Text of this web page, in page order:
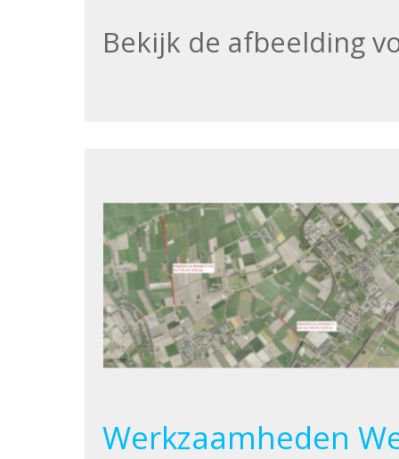
Bekijk de afbeelding
Werkzaamheden